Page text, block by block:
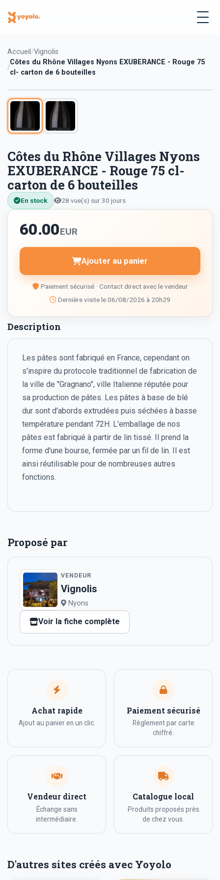
Accueil Vignolis
Côtes du Rhône Villages Nyons EXUBERANCE - Rouge 75
cl- carton de 6 bouteilles
Côtes du Rhône Villages Nyons
EXUBERANCE - Rouge 75 cl-
carton de 6 bouteilles
En stock 28 vue(s) sur 30 jours
60.00EUR
Ajouter au panier
Paiement sécurisé · Contact direct avec le vendeur
Dernière visite le 06/08/2026 à 20h29
Description
Les pâtes sont fabriqué en France, cependant on
s'inspire du protocole traditionnel de fabrication de
la ville de "Gragnano", ville Italienne réputée pour
sa production de pâtes. Les pâtes à base de blé
dur sont d'abords extrudées puis séchées à basse
température pendant 72H. L'emballage de nos
pâtes est fabriqué à partir de lin tissé. Il prend la
forme d'une bourse, fermée par un fil de lin. Il est
ainsi réutilisable pour de nombreuses autres
fonctions.
Proposé par
VENDEUR
Vignolis
Nyons
Voir la fiche complète
Achat rapide
Ajout au panier en un clic.
Paiement sécurisé
Règlement par carte
chiffré.
Vendeur direct
Échange sans
intermédiaire.
Catalogue local
Produits proposés près
de chez vous.
D'autres sites créés avec Yoyolo